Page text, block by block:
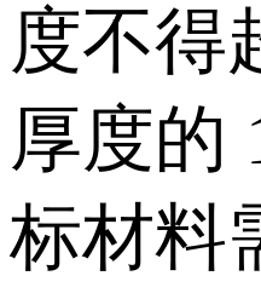
度不得
厚度的
标材料